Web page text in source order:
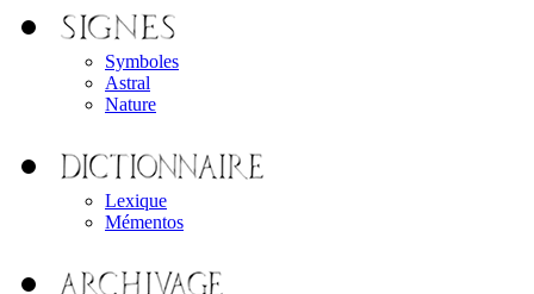
Symboles
Astral
Nature
Lexique
Mémentos